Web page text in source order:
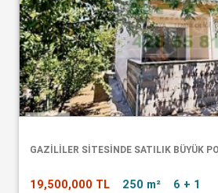
GAZİLİLER SİTESİNDE SATILIK BÜYÜK
19,500,000 TL 250 m² 6 + 1